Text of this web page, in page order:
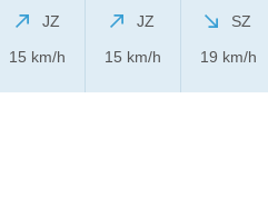
JZ
15 km/h
JZ
15 km/h
SZ
19 km/h